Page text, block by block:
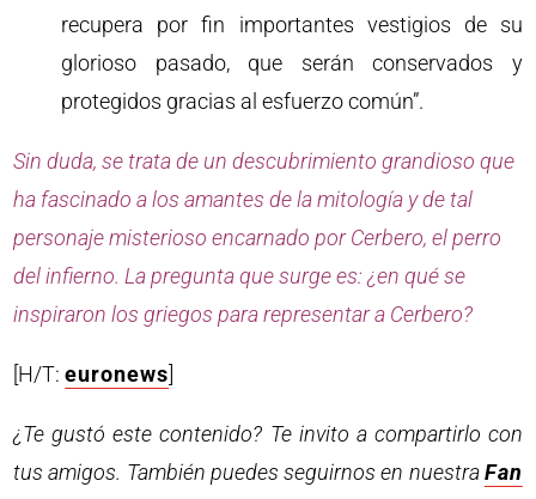
recupera por fin importantes vestigios de su
glorioso pasado, que serán conservados y
protegidos gracias al esfuerzo común”.
Sin duda, se trata de un descubrimiento grandioso que
ha fascinado a los amantes de la mitología y de tal
personaje misterioso encarnado por Cerbero, el perro
del infierno. La pregunta que surge es: ¿en qué se
inspiraron los griegos para representar a Cerbero?
[H/T:euronews
¿Te gustó este contenido? Te invito a compartirlo con
tus amigos. También puedes seguirnos en nuestraFan